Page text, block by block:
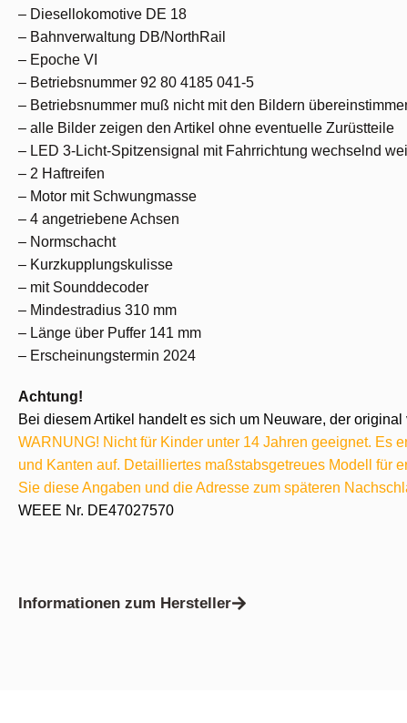
– Diesellokomotive DE 18
– Bahnverwaltung DB/NorthRail
– Epoche VI
– Betriebsnummer 92 80 4185 041-5
– Betriebsnummer muß nicht mit den Bildern
– alle Bilder zeigen den Artikel ohne eventuelle Zurüstteile
– LED 3-Licht-Spitzensignal mit Fahrrichtung wechselnd
– 2 Haftreifen
– Motor mit Schwungmasse
– 4 angetriebene Achsen
– Normschacht
– Kurzkupplungskulisse
– mit Sounddecoder
– Mindestradius 310 mm
– Länge über Puffer 141 mm
– Erscheinungstermin 2024
Achtung!
Bei diesem Artikel handelt es sich um Neuware, der
WARNUNG! Nicht für Kinder unter 14 Jahren geeignet. Es
und Kanten auf. Detailliertes maßstabsgetreues Modell für
Sie diese Angaben und die Adresse zum späteren
WEEE Nr. DE47027570
Informationen zum Hersteller